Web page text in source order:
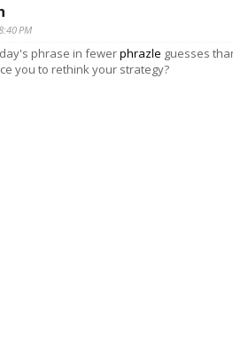
PM
phrase in fewerphrazle guesses
you to rethink your strategy?